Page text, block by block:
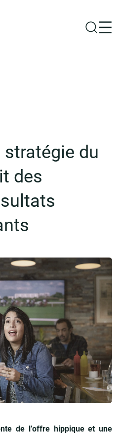
stratégie du
des
de l’offre hippique et une